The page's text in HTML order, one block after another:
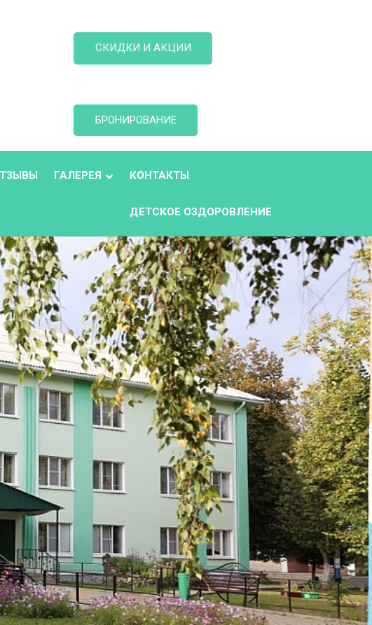
СКИДКИ И АКЦИИ
БРОНИРОВАНИЕ
ГАЛЕРЕЯ КОНТАКТЫ
ДЕТСКОЕ ОЗДОРОВЛЕНИЕ